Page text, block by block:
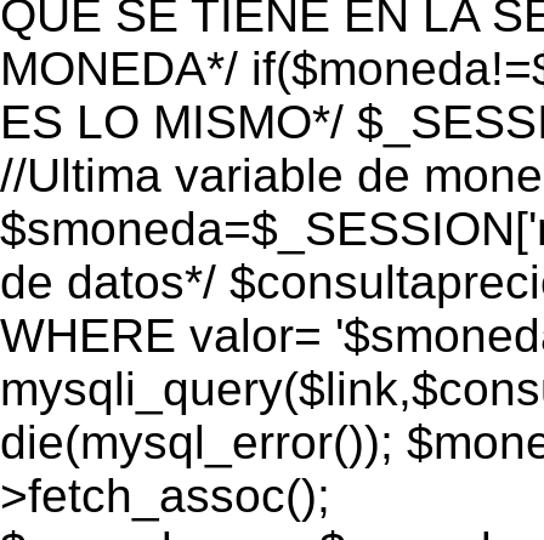
QUE SE TIENE EN LA
MONEDA*/
ES LO MISMO*/
//Ultima variable de
de datos*/
WHERE valor=
die(mysql_error());
>fetch_assoc();